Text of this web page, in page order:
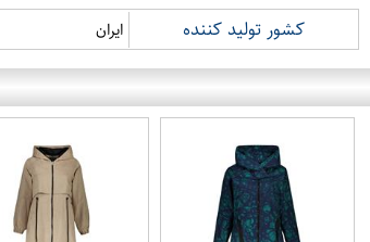
کشور تولید کننده ایران